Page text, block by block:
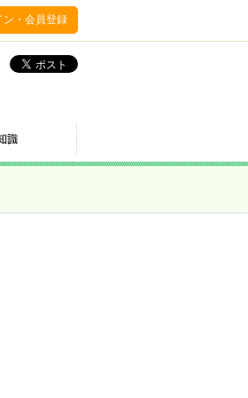
ン・会員登録